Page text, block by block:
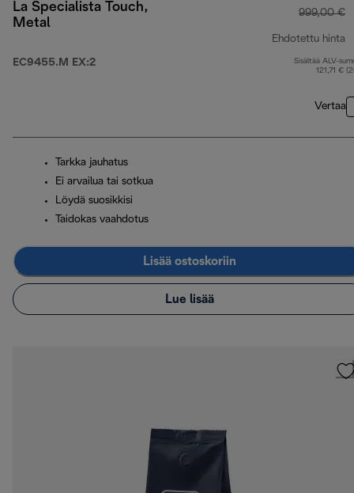
La Specialista Touch,
Metal
EC9455.M EX:2
999,00 €
Ehdotettu hinta
Sisältää ALV-
121,71 €
Vertaa
Tarkka jauhatus
Ei arvailua tai sotkua
Löydä suosikkisi
Taidokas vaahdotus
Lisää ostoskoriin
Lue lisää